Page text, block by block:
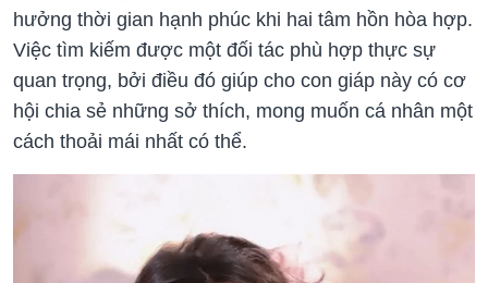
hưởng thời gian hạnh phúc khi hai tâm hồn hòa hợp.
Việc tìm kiếm được một đối tác phù hợp thực sự
quan trọng, bởi điều đó giúp cho con giáp này có cơ
hội chia sẻ những sở thích, mong muốn cá nhân một
cách thoải mái nhất có thể.